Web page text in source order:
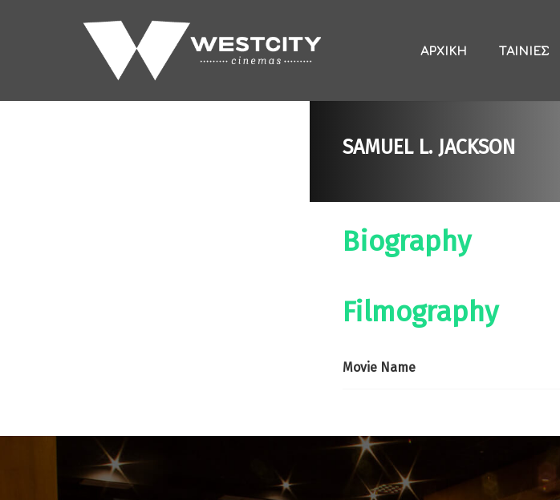
ΑΡΧΙΚΉ ΤΑΙΝΊΕΣ
SAMUEL L. JACKSON
Biography
Filmography
Movie Name